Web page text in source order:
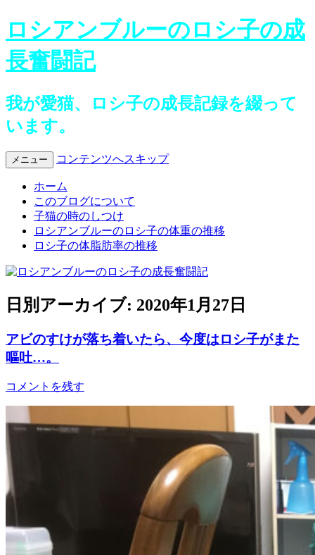
ロシアンブルーのロシ子の成
長奮闘記
我が愛猫、ロシ子の成長記録を綴って
います。
メニュー コンテンツへスキップ
ホーム
このブログについて
子猫の時のしつけ
ロシアンブルーのロシ子の体重の推移
ロシ子の体脂肪率の推移
日別アーカイブ: 2020年1月27日
アビのすけが落ち着いたら、今度はロシ子がまた
嘔吐…。
コメントを残す